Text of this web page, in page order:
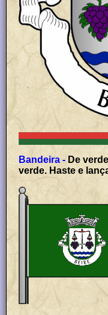
Bandeira - De
verde. Haste e